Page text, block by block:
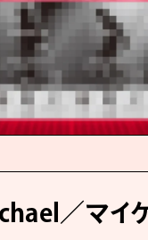
／マイ